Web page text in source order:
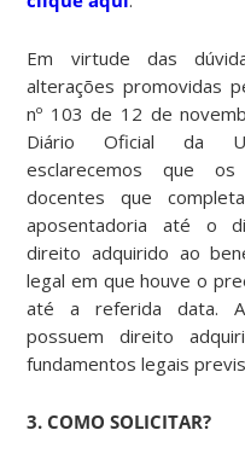
Em virtude das
alterações promovidas
nº 103 de 12 de
Diário Oficial da
esclarecemos que
docentes que
aposentadoria até o
direito adquirido ao
legal em que houve o
até a referida data.
possuem direito
fundamentos legais
3. COMO SOLICITAR?